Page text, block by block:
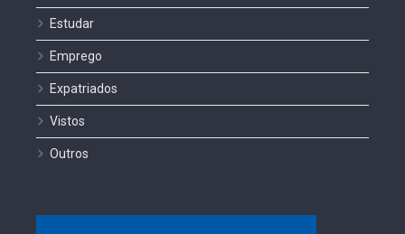
Estudar
Emprego
Expatriados
Vistos
Outros